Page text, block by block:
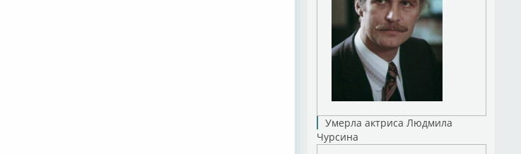
Умерла актриса Людмила
Чурсина